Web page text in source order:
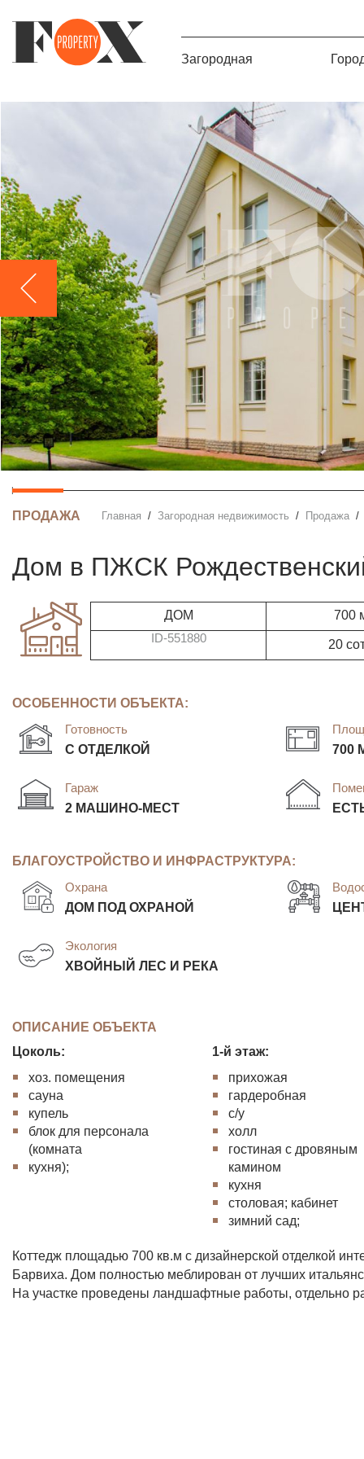
Загородная
ПРОДАЖА Главная Загородная недвижимость Продажа
дом в ПЖСК
ДОМ 700
ID-551880 20
ОСОБЕННОСТИ ОБЪЕКТА:
Готовность
С ОТДЕЛКОЙ 700
Гараж
2 МАШИНО-МЕСТ
БЛАГОУСТРОЙСТВО И ИНФРАСТРУКТУРА:
Охрана
ДОМ ПОД ОХРАНОЙ
Экология
ХВОЙНЫЙ ЛЕС И РЕКА
ОПИСАНИЕ ОБЪЕКТА
Цоколь:
хоз. помещения
сауна
купель
блок для персонала
(комната
кухня);
1-й этаж:
прихожая
гардеробная
с/у
холл
гостиная с дровяным
камином
кухня
столовая; кабинет
зимний сад;
Коттедж площадью 700 кв.м с дизайнерской отделкой
Барвиха. Дом полностью меблирован от лучших
На участке проведены ландшафтные работы, отдельно